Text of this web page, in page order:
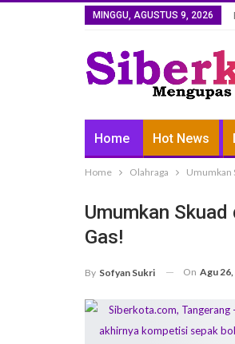
MINGGU, AGUSTUS 9, 2026
Home Hot News
Home Olahraga Umumkan
Umumkan
Gas!
By Sofyan Sukri On Agu